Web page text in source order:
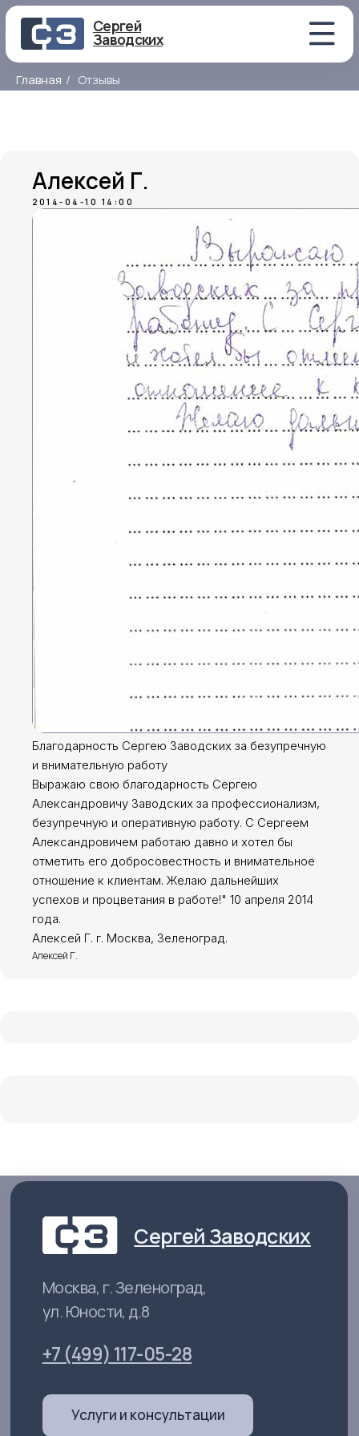
Сергей
Заводских
Главная / Отзывы
Алексей Г.
2014-04-10 14:00
Благодарность Сергею Заводских за безупречную
и внимательную работу
Выражаю свою благодарность Сергею
Александровичу Заводских за профессионализм,
безупречную и оперативную работу. С Сергеем
Александровичем работаю давно и хотел бы
отметить его добросовестность и внимательное
отношение к клиентам. Желаю дальнейших
успехов и процветания в работе!" 10 апреля 2014
года.
Алексей Г. г. Москва, Зеленоград.
Алексей Г.
Сергей Заводских